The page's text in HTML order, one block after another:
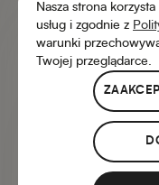
Martyna Di
dietetyczka
Nasza strona
usług i zgodnie z
warunki
Twojej przeglądarce.